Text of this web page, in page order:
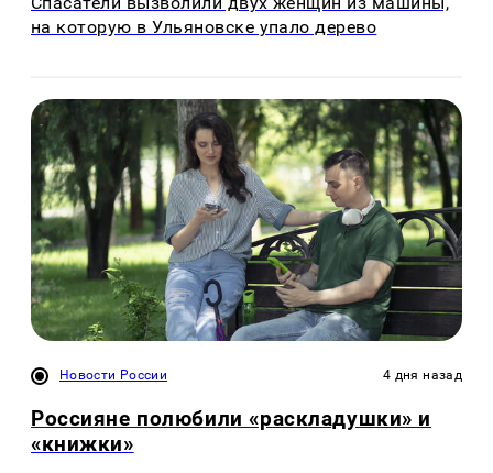
на которую в Ульяновске упало дерево
Новости России 4 дня назад
Россияне полюбили «раскладушки» и
«книжки»